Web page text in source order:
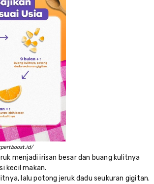
menjadi irisan besar dan buang kulitnya
kecil makan.
lalu potong jeruk dadu seukuran gigitan.